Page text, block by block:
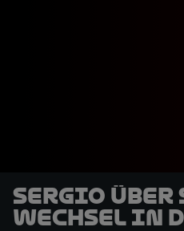
Sergio über
Wechsel in